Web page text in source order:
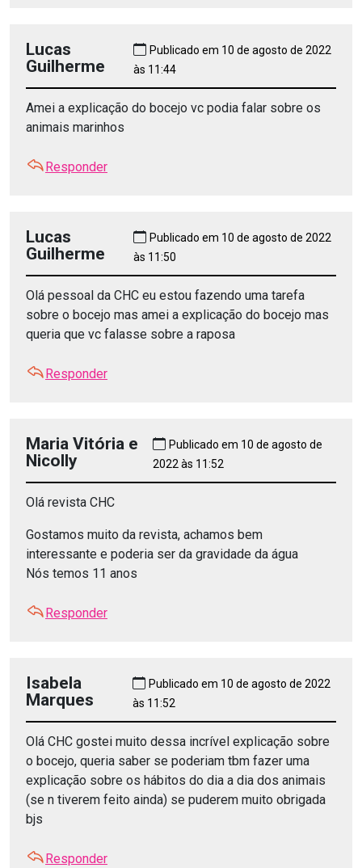
Lucas
Guilherme
Publicado em 10 de agosto de 2022
às 11:44
Amei a explicação do bocejo vc podia falar sobre os
animais marinhos
Responder
Lucas
Guilherme
Publicado em 10 de agosto de 2022
às 11:50
Olá pessoal da CHC eu estou fazendo uma tarefa
sobre o bocejo mas amei a explicação do bocejo mas
queria que vc falasse sobre a raposa
Responder
Maria Vitória e
Nicolly
Publicado em 10 de agosto de
2022 às 11:52
Olá revista CHC
Gostamos muito da revista, achamos bem
interessante e poderia ser da gravidade da água
Nós temos 11 anos
Responder
Isabela
Marques
Publicado em 10 de agosto de 2022
às 11:52
Olá CHC gostei muito dessa incrível explicação sobre
o bocejo, queria saber se poderiam tbm fazer uma
explicação sobre os hábitos do dia a dia dos animais
(se n tiverem feito ainda) se puderem muito obrigada
bjs
Responder